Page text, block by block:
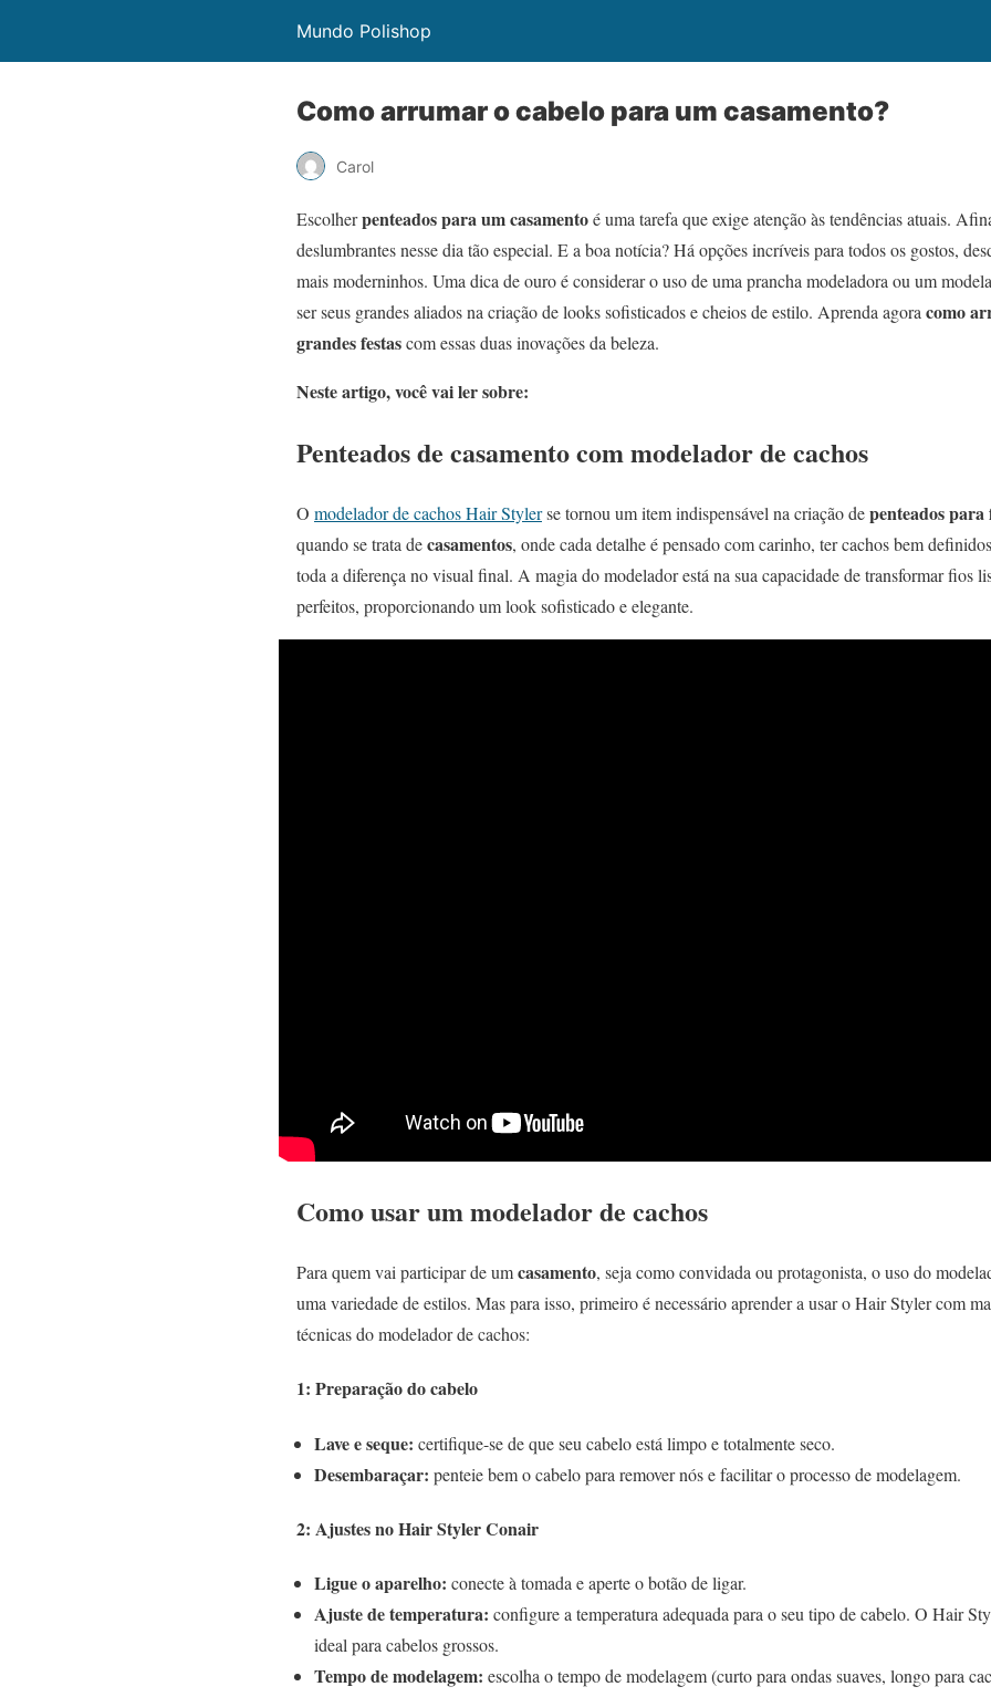
Mundo Polishop
Como arrumar o cabelo para um casamento?
Carol
Escolherpenteadospara umcasamentoé uma tarefa que exige atenção às tendências atuais.
deslumbrantes nesse dia tão especial. E a boa notícia? Há opções incríveis para todos os gostos,
mais moderninhos. Uma dica de ouro é considerar o uso de uma prancha modeladora ou um
ser seus grandes aliados na criação de looks sofisticados e cheios de estilo. Aprenda agora como
grandes festascom essas duas inovações da beleza.
Neste artigo, você vai ler sobre:
Penteados de casamento com modelador de cachos
O modelador de cachos Hair Stylerse tornou um item indispensável na criação depenteados para
quando se trata decasamentos, onde cada detalhe é pensado com carinho, ter cachos bem
toda a diferença no visual final. A magia do modelador está na sua capacidade de transformar fios
perfeitos, proporcionando um look sofisticado e elegante.
Como usar um modelador de cachos
Para quem vai participar de umcasamento, seja como convidada ou protagonista, o uso do
uma variedade de estilos. Mas para isso, primeiro é necessário aprender a usar o Hair Styler com
técnicas do modelador de cachos:
1: Preparação do cabelo
Lave e seque: certifique-se de que seu cabelo está limpo e totalmente seco.
Desembaraçar: penteie bem o cabelo para remover nós e facilitar o processo de modelagem.
2: Ajustes no Hair Styler Conair
Ligue o aparelho: conecte à tomada e aperte o botão de ligar.
Ajuste de temperatura: configure a temperatura adequada para o seu tipo de cabelo. O Hair
ideal para cabelos grossos.
Tempo de modelagem: escolha o tempo de modelagem (curto para ondas suaves, longo para